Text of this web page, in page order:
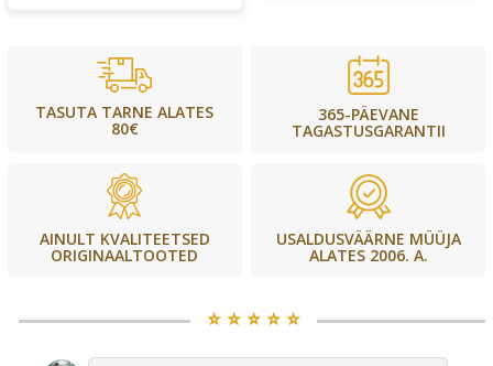
TASUTA TARNE ALATES
80€
365-PÄEVANE
TAGASTUSGARANTII
AINULT KVALITEETSED
ORIGINAALTOOTED
USALDUSVÄÄRNE MÜÜJA
ALATES 2006. A.
⭐️ ⭐️ ⭐️ ⭐️ ⭐️